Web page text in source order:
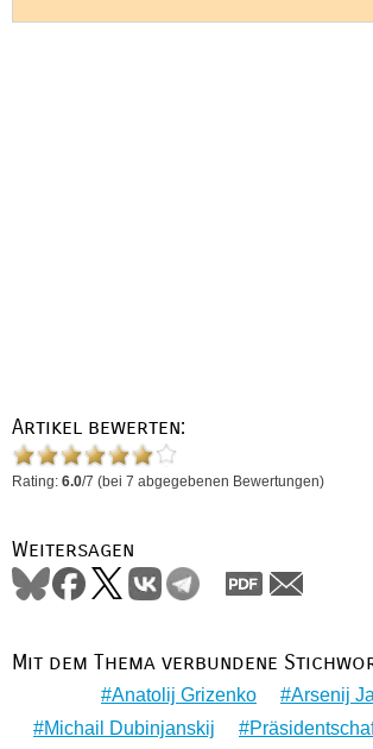
Artikel bewerten:
Rating: 6.0/7 (bei 7 abgegebenen Bewertungen)
Weitersagen
Mit dem Thema verbundene
Anatolij Grizenko
Arsenij
Michail Dubinjanskij